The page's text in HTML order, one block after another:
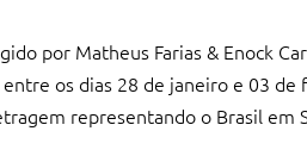
por Matheus Farias & Enock
os dias 28 de janeiro e 03
representando o Brasil em